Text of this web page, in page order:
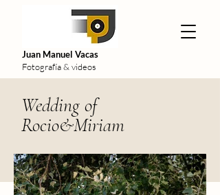
Juan Manuel Vacas
Fotografía & videos
Wedding of
Rocio&Miriam